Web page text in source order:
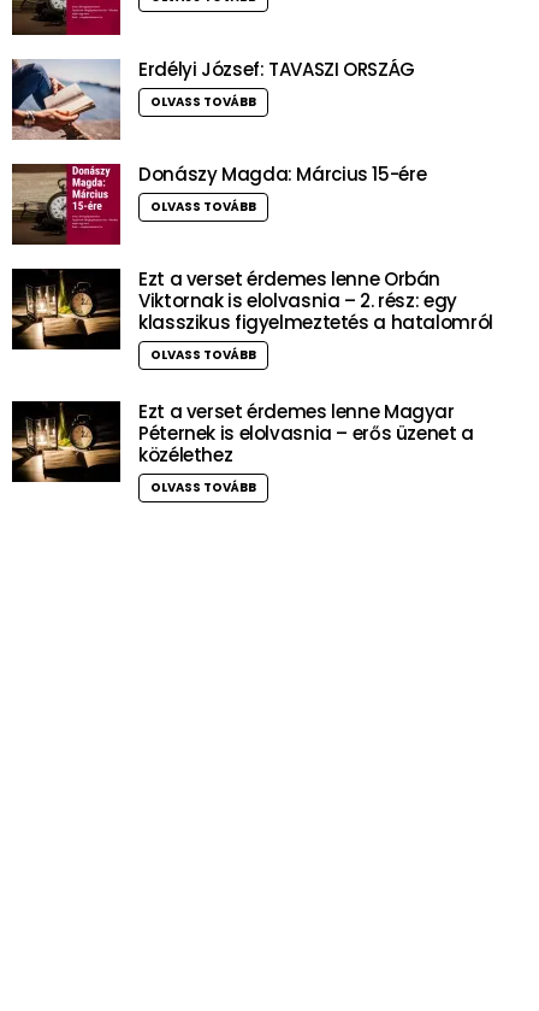
Erdélyi József: TAVASZI ORSZÁG
OLVASS TOVÁBB
Donászy Magda: Március 15-ére
OLVASS TOVÁBB
Ezt a verset érdemes lenne Orbán
Viktornak is elolvasnia – 2. rész: egy
klasszikus figyelmeztetés a hatalomról
OLVASS TOVÁBB
Ezt a verset érdemes lenne Magyar
Péternek is elolvasnia – erős üzenet a
közélethez
OLVASS TOVÁBB